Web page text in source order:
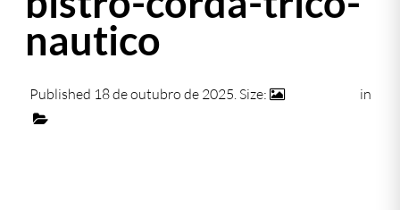
nautico
Published 18 de outubro de 2025 . Size:
in